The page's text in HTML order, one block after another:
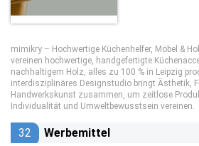
mimikry – Hochwertige Küchenhelfer, Möbel &
vereinen hochwertige, handgefertigte
nachhaltigem Holz, alles zu 100 % in Leipzig
interdisziplinäres Designstudio bringt Ästhetik,
Handwerkskunst zusammen, um zeitlose
Individualität und Umweltbewusstsein vereinen.
32 Werbemittel